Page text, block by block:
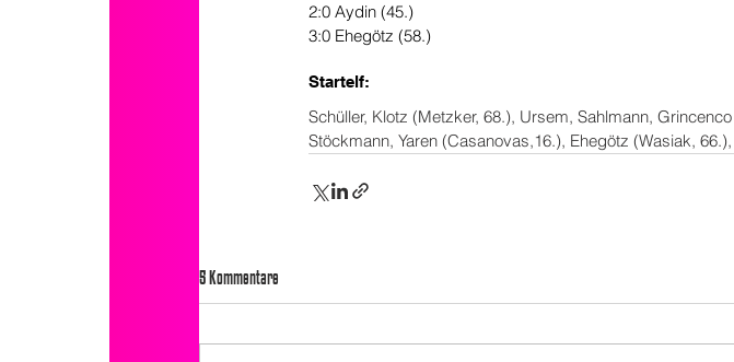
2:0 Aydin (45.)
3:0 Ehegötz (58.)
Startelf:
Schüller, Klotz (Metzker, 68.), Ursem, Sahlmann,
Stöckmann, Yaren (Casanovas,16.), Ehegötz (Wasiak,
5 Kommentare